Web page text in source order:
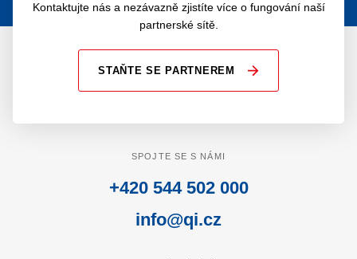
Kontaktujte nás a nezávazně zjistíte více o fungování naší
partnerské sítě.
STAŇTE SE PARTNEREM
SPOJTE SE S NÁMI
+420 544 502 000
info@qi.cz